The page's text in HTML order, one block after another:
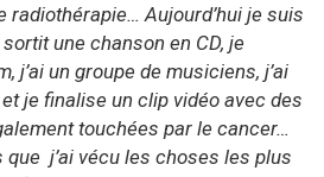
radiothérapie… Aujourd’hui je suis
une chanson en CD, je
j’ai un groupe de musiciens, j’ai
je finalise un clip vidéo avec des
touchées par le cancer…
que j’ai vécu les choses les plus